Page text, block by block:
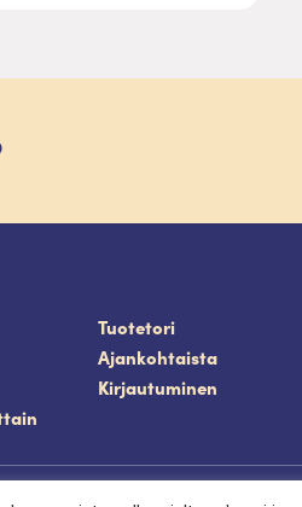
Tuotetori
Ajankohtaista
Kirjautuminen